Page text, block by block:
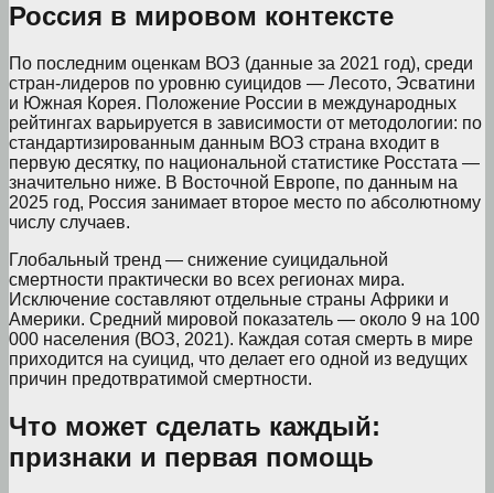
Россия в мировом контексте
По последним оценкам ВОЗ (данные за 2021 год), среди
стран-лидеров по уровню суицидов — Лесото, Эсватини
и Южная Корея. Положение России в международных
рейтингах варьируется в зависимости от методологии: по
стандартизированным данным ВОЗ страна входит в
первую десятку, по национальной статистике Росстата —
значительно ниже. В Восточной Европе, по данным на
2025 год, Россия занимает второе место по абсолютному
числу случаев.
Глобальный тренд — снижение суицидальной
смертности практически во всех регионах мира.
Исключение составляют отдельные страны Африки и
Америки. Средний мировой показатель — около 9 на 100
000 населения (ВОЗ, 2021). Каждая сотая смерть в мире
приходится на суицид, что делает его одной из ведущих
причин предотвратимой смертности.
Что может сделать каждый:
признаки и первая помощь